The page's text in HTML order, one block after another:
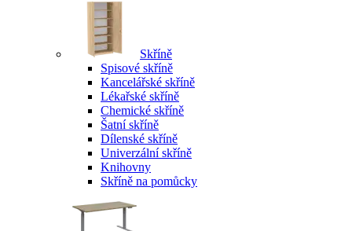
Skříně
Spisové skříně
Kancelářské skříně
Lékařské skříně
Chemické skříně
Šatní skříně
Dílenské skříně
Univerzální skříně
Knihovny
Skříně na pomůcky